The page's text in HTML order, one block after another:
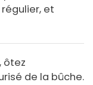
et
ôtez
de la bûche.